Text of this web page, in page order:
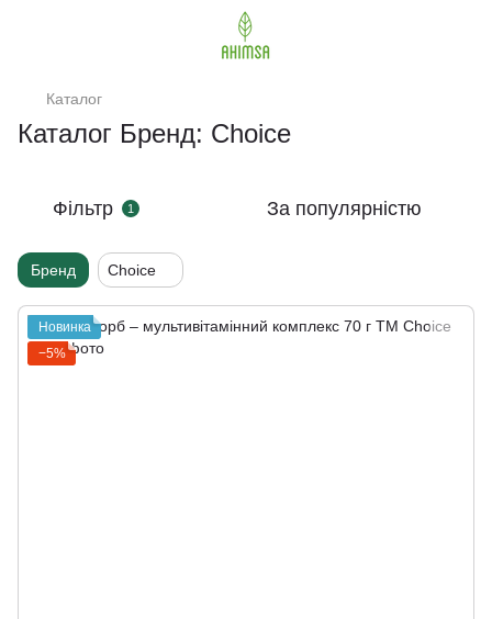
Каталог
Каталог Бренд: Сhoice
Фільтр 1 За популярністю
Бренд Сhoice
Новинка
−5%